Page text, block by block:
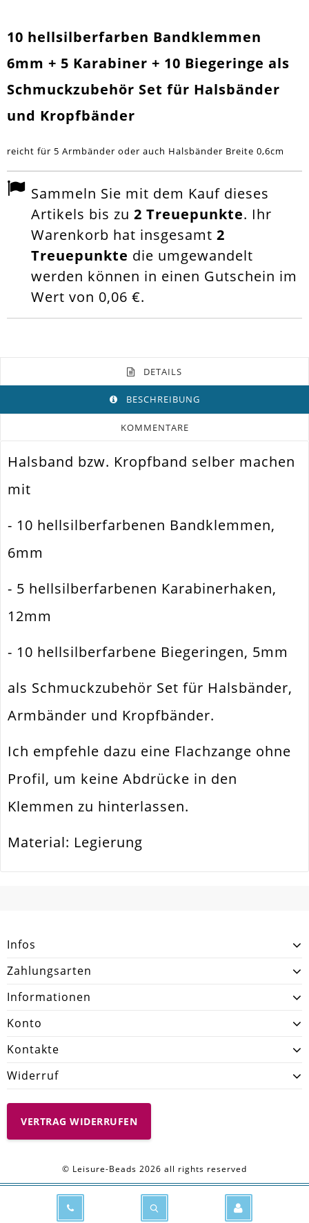
10 hellsilberfarben Bandklemmen
6mm + 5 Karabiner + 10 Biegeringe als
Schmuckzubehör Set für Halsbänder
und Kropfbänder
reicht für 5 Armbänder oder auch Halsbänder Breite 0,6cm
Sammeln Sie mit dem Kauf dieses
Artikels bis zu 2 Treuepunkte. Ihr
Warenkorb hat insgesamt 2
Treuepunkte die umgewandelt
werden können in einen Gutschein im
Wert von 0,06 €.
DETAILS
BESCHREIBUNG
KOMMENTARE
Farbe Hellsilber
Funktion
Spezifikation Bandklemme
Form / Motiv
Menge 5 Paar
Halsband bzw. Kropfband selber machen
mit
- 10 hellsilberfarbenen Bandklemmen,
6mm
- 5 hellsilberfarbenen Karabinerhaken,
12mm
- 10 hellsilberfarbene Biegeringen, 5mm
als Schmuckzubehör Set für Halsbänder,
Armbänder und Kropfbänder.
Ich empfehle dazu eine Flachzange ohne
Profil, um keine Abdrücke in den
Klemmen zu hinterlassen.
Material: Legierung
Infos
Zahlungsarten
Informationen
Konto
Kontakte
Widerruf
VERTRAG WIDERRUFEN
© Leisure-Beads 2026 all rights reserved